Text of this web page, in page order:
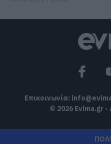
Επικοινωνία:
© 2026 Evima.gr